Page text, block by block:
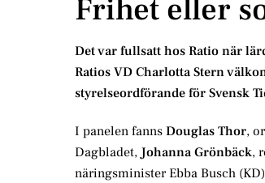
Frihet eller
Det var fullsatt hos Ratio när
Ratios VD Charlotta Stern
styrelseordförande för Svensk
I panelen fanns Douglas Thor,
Dagbladet, Johanna Grönbäck,
näringsminister Ebba Busch